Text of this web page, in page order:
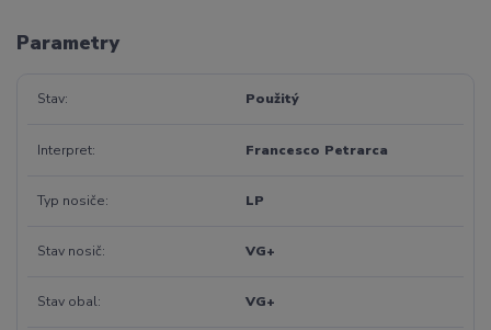
Parametry
Stav Použitý
Interpret Francesco Petrarca
Typ nosiče LP
Stav nosič VG+
Stav obal VG+